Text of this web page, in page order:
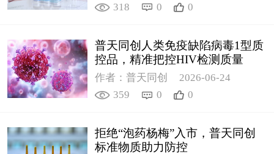
318
0 0
普天同创人类免疫缺陷病毒1型质
控品，精准把控HIV检测质量
作者：普天同创
2026-06-24
359
0 0
拒绝“泡药杨梅”入市，普天同创
标准物质助力防控